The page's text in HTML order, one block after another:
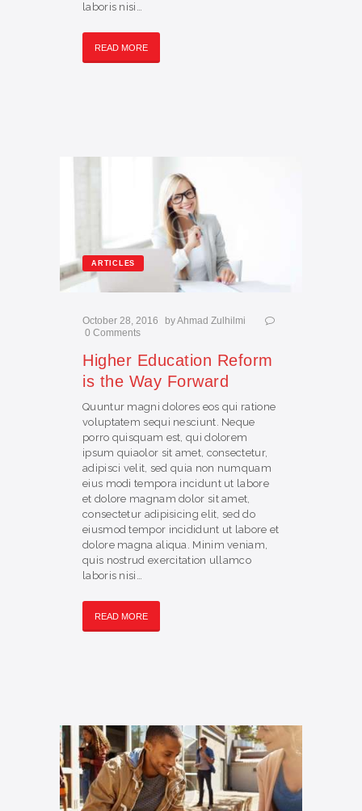
laboris nisi…
READ MORE
ARTICLES
October 28, 2016 byAhmad Zulhilmi
0 Comments
Higher Education Reform
is the Way Forward
Quuntur magni dolores eos qui ratione
voluptatem sequi nesciunt. Neque
porro quisquam est, qui dolorem
ipsum quiaolor sit amet, consectetur,
adipisci velit, sed quia non numquam
eius modi tempora incidunt ut labore
et dolore magnam dolor sit amet,
consectetur adipisicing elit, sed do
eiusmod tempor incididunt ut labore et
dolore magna aliqua. Minim veniam,
quis nostrud exercitation ullamco
laboris nisi…
READ MORE